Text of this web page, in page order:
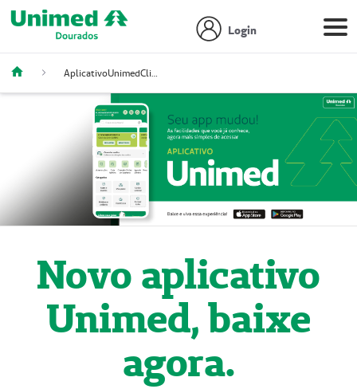
Login
AplicativoUnimedCliente
Novo aplicativo
Unimed, baixe
agora.